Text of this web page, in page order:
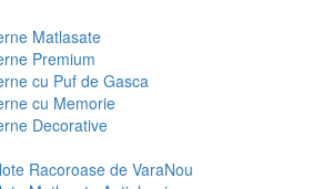
Matlasate
Premium
cu Puf de Gasca
cu Memorie
Decorative
Racoroase de VaraNou